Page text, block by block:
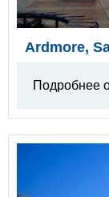
Ardmore,
Подробнее